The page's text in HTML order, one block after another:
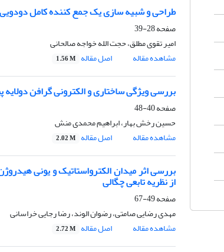
طراحی و شبیه سازی یک جمع کننده کامل دودویی
صفحه28-39
امیر تقوی مطلق، حجت الله خواجه صالحانی
مشاهده مقاله
اصل مقاله 1.56 M
بررسی ویژگی ساختاری و الکترونی گرافن
صفحه40-48
حسین رخش بهار، ابراهیم محمدی منش
مشاهده مقاله
اصل مقاله 2.02 M
از نظریه تابعی چگالی
صفحه49-67
مهدی رضایی صامتی، رضوان الوند، رضا رجایی خراسانی
مشاهده مقاله
اصل مقاله 2.72 M